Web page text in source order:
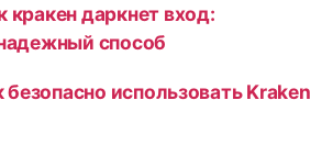
кракен даркнет вход:
способ
безопасно использовать Kraken